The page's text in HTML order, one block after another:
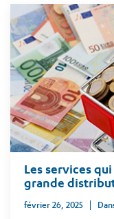
Les services
grande
février 26, 2025